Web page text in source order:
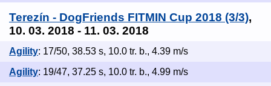
Terezín - DogFriends FITMIN Cup 2018 (3/3),
10. 03. 2018 - 11. 03. 2018
Agility: 17/50, 38.53 s, 10.0 tr. b., 4.39 m/s
Agility: 19/47, 37.25 s, 10.0 tr. b., 4.99 m/s